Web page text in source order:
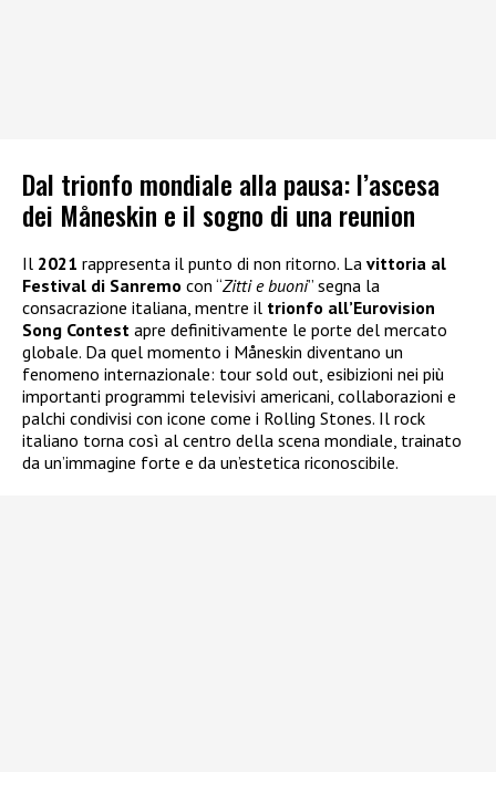
Dal trionfo mondiale alla pausa: l’ascesa
dei Måneskin e il sogno di una reunion
Il 2021 rappresenta il punto di non ritorno. La vittoria al
Festival di Sanremo con “Zitti e buoni” segna la
consacrazione italiana, mentre il trionfo all’Eurovision
Song Contest apre definitivamente le porte del mercato
globale. Da quel momento i Måneskin diventano un
fenomeno internazionale: tour sold out, esibizioni nei più
importanti programmi televisivi americani, collaborazioni e
palchi condivisi con icone come i Rolling Stones. Il rock
italiano torna così al centro della scena mondiale, trainato
da un’immagine forte e da un’estetica riconoscibile.